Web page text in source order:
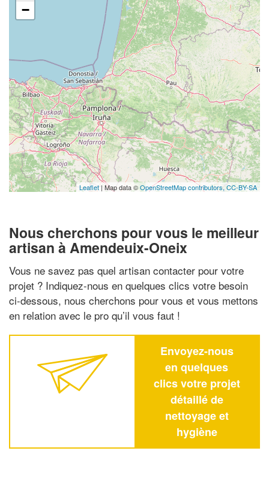
−
Leaflet| Map data ©OpenStreetMap contributors, CC-BY-SA
Nous cherchons pour vous le meilleur
artisan à Amendeuix-Oneix
Vous ne savez pas quel artisan contacter pour votre
projet ? Indiquez-nous en quelques clics votre besoin
ci-dessous, nous cherchons pour vous et vous mettons
en relation avec le pro qu’il vous faut !
Envoyez-nous
en quelques
clics votre projet
détaillé de
nettoyage et
hygiène